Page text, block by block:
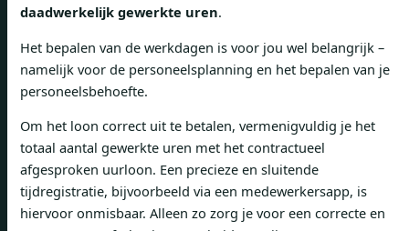
daadwerkelijk gewerkte uren.
Het bepalen van de werkdagen is voor jou wel belangrijk –
namelijk voor de personeelsplanning en het bepalen van je
personeelsbehoefte.
Om het loon correct uit te betalen, vermenigvuldig je het
totaal aantal gewerkte uren met het contractueel
afgesproken uurloon. Een precieze en sluitende
tijdregistratie, bijvoorbeeld via een medewerkersapp, is
hiervoor onmisbaar. Alleen zo zorg je voor een correcte en